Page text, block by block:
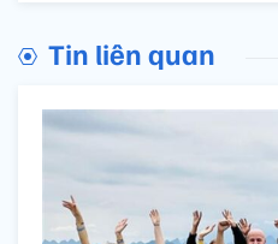
Tin liên quan